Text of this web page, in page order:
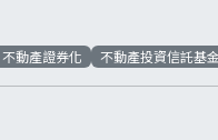
不動產證券化 不動產投資信託基金